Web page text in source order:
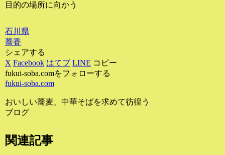
目的の場所に向かう
石川県
蕎香
シェアする
X Facebook はてブ LINE コピー
fukui-soba.comをフォローする
fukui-soba.com
おいしい蕎麦、中華そばを求めて彷徨う
ブログ
関連記事